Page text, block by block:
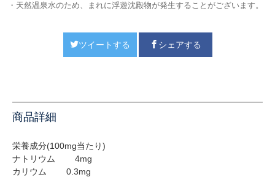
・天然温泉水のため、まれに浮遊沈殿物が発生することがございます。
ツイートする シェアする
商品詳細
栄養成分(100mg当たり)
ナトリウム 4mg
カリウム 0.3mg